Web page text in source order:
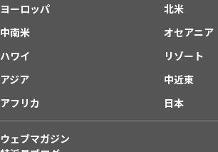
ヨーロッパ
北米
中南米
オセアニア
ハワイ
リゾート
アジア
中近東
アフリカ
日本
ウェブマガジン